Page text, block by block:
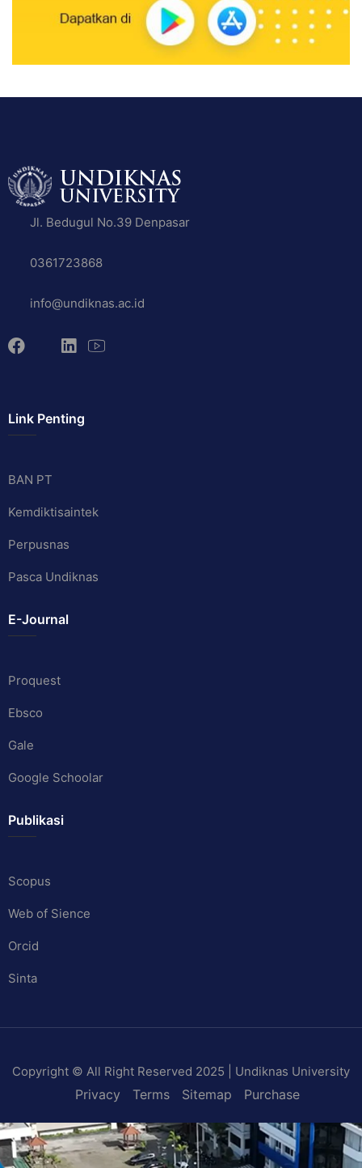
Jl. Bedugul No.39 Denpasar
0361723868
info@undiknas.ac.id
Link Penting
BAN PT
Kemdiktisaintek
Perpusnas
Pasca Undiknas
E-Journal
Proquest
Ebsco
Gale
Google Schoolar
Publikasi
Scopus
Web of Sience
Orcid
Sinta
Copyright © All Right Reserved 2025 | Undiknas University
Privacy Terms Sitemap Purchase